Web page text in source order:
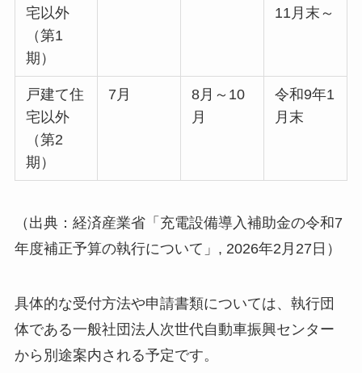
宅以外
（第1
期）
11月末～
戸建て住
宅以外
（第2
期）
7月
8月～10
月
令和9年1
月末
（出典：経済産業省「充電設備導入補助金の令和7
年度補正予算の執行について」, 2026年2月27日）
具体的な受付方法や申請書類については、執行団
体である一般社団法人次世代自動車振興センター
から別途案内される予定です。